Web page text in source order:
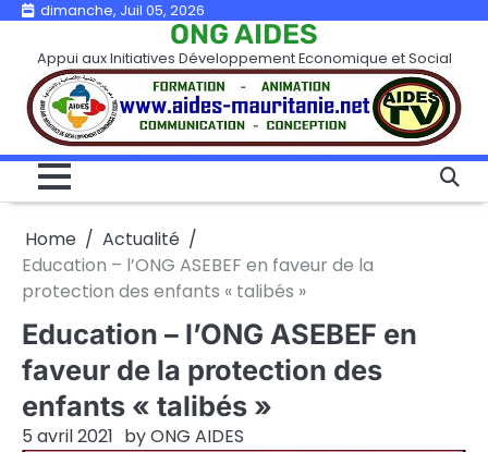
Skip
content
dimanche, Juil 05, 2026
ONG AIDES
Appui aux Initiatives Développement Economique et Social
Home
Actualité
Education – l’ONG ASEBEF en faveur de la
protection des enfants « talibés »
Education – l’ONG ASEBEF en
faveur de la protection des
enfants « talibés »
5 avril 2021 byONG AIDES